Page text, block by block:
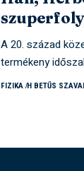
A 20. század
termékeny
FIZIKA H BETŰS